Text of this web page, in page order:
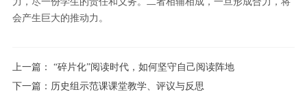
会产生巨大的推动力。
上一篇： “碎片化”阅读时代，如何坚守自己阅读阵地
下一篇： 历史组示范课课堂教学、评议与反思